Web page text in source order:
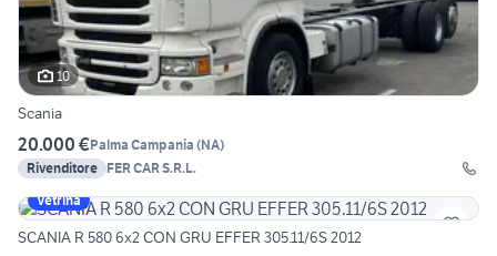
10
Scania
20.000 €Palma Campania (NA)
Rivenditore FER CAR S.R.L.
Vetrina
SCANIA R 580 6x2 CON GRU EFFER 305.11/6S 2012